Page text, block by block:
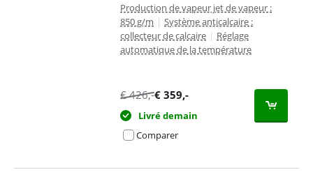
Production de vapeur jet de vapeur :
850 g/m | Système anticalcaire :
collecteur de calcaire | Réglage
automatique de la température
€426,-€ 359,-
Livré demain
Comparer